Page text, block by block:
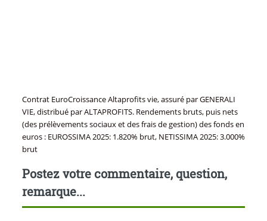
Contrat EuroCroissance Altaprofits vie, assuré par GENERALI
VIE, distribué par ALTAPROFITS. Rendements bruts, puis nets
(des prélèvements sociaux et des frais de gestion) des fonds en
euros : EUROSSIMA 2025: 1.820% brut, NETISSIMA 2025: 3.000%
brut
Postez votre commentaire, question,
remarque...